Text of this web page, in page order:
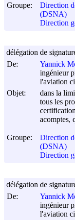
Groupe:
Direction
(DSNA)
Direction
De:
Yannick
ingénieur
l'aviation
Objet:
dans la
tous les
acomptes,
Groupe:
Direction
(DSNA)
Direction
délégation de
De:
Yannick
ingénieur
l'aviation
délégation de